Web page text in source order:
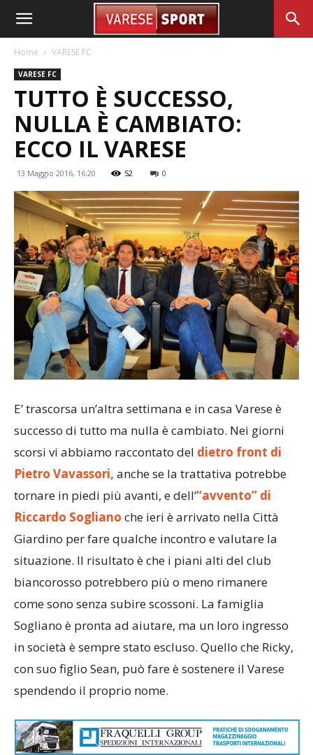
Home VARESE FC
VARESE FC
TUTTO È SUCCESSO,
NULLA È CAMBIATO:
ECCO IL VARESE
13 Maggio 2016, 16:20 52 0
E’ trascorsa un’altra settimana e in casa Varese è
successo di tutto ma nulla è cambiato. Nei giorni
scorsi vi abbiamo raccontato del dietro front di
Pietro Vavassori, anche se la trattativa potrebbe
tornare in piedi più avanti, e dell’“avvento” di
Riccardo Sogliano che ieri è arrivato nella Città
Giardino per fare qualche incontro e valutare la
situazione. Il risultato è che i piani alti del club
biancorosso potrebbero più o meno rimanere
come sono senza subire scossoni. La famiglia
Sogliano è pronta ad aiutare, ma un loro ingresso
in società è sempre stato escluso. Quello che Ricky,
con suo figlio Sean, può fare è sostenere il Varese
spendendo il proprio nome.